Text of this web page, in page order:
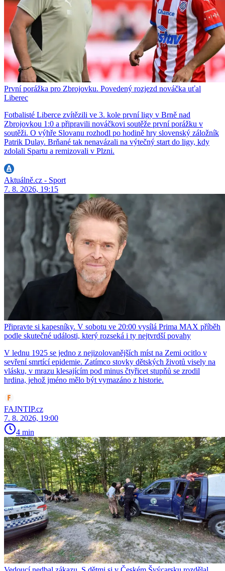
První porážka pro Zbrojovku. Povedený rozjezd nováčka uťal
Liberec
Fotbalisté Liberce zvítězili ve 3. kole první ligy v Brně nad
Zbrojovkou 1:0 a připravili nováčkovi soutěže první porážku v
soutěži. O výhře Slovanu rozhodl po hodině hry slovenský záložník
Patrik Dulay. Brňané tak nenavázali na výtečný start do ligy, kdy
zdolali Spartu a remizovali v Plzni.
Aktuálně.cz - Sport
7. 8. 2026, 19:15
Připravte si kapesníky. V sobotu ve 20:00 vysílá Prima MAX příběh
podle skutečné události, který rozseká i ty nejtvrdší povahy
V lednu 1925 se jedno z nejizolovanějších míst na Zemi ocitlo v
sevření smrtící epidemie. Zatímco stovky dětských životů visely na
vlásku, v mrazu klesajícím pod minus čtyřicet stupňů se zrodil
hrdina, jehož jméno mělo být vymazáno z historie.
FAJNTIP.cz
7. 8. 2026, 19:00
4 min